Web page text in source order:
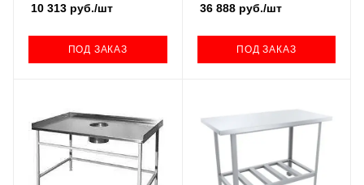
10 313 руб./шт
ПОД ЗАКАЗ
36 888руб./шт
ПОД ЗАКАЗ